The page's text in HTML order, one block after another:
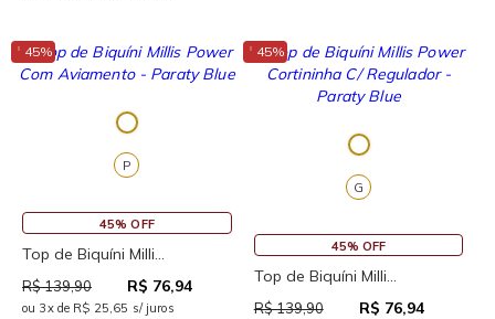
↓ 45%
P
45% OFF
Top de Biquíni Milli...
R$ 139,90 R$ 76,94
ou 3x de R$ 25,65 s/ juros
↓ 45%
G
45% OFF
Top de Biquíni Milli...
R$ 139,90 R$ 76,94